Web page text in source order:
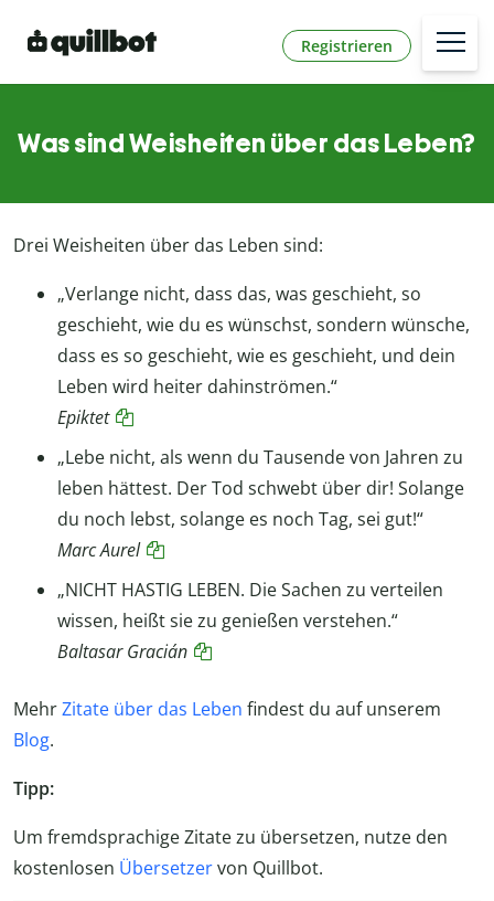
Registrieren
Was sind Weisheiten über das Leben?
Drei Weisheiten über das Leben sind:
„Verlange nicht, dass das, was geschieht, so
geschieht, wie du es wünschst, sondern wünsche,
dass es so geschieht, wie es geschieht, und dein
Leben wird heiter dahinströmen.“
Epiktet
„Lebe nicht, als wenn du Tausende von Jahren zu
leben hättest. Der Tod schwebt über dir! Solange
du noch lebst, solange es noch Tag, sei gut!“
Marc Aurel
„NICHT HASTIG LEBEN. Die Sachen zu verteilen
wissen, heißt sie zu genießen verstehen.“
Baltasar Gracián
MehrZitate über das Leben findest du auf unserem
Blog.
Tipp:
Um fremdsprachige Zitate zu übersetzen, nutze den
kostenlosen Übersetzervon Quillbot.